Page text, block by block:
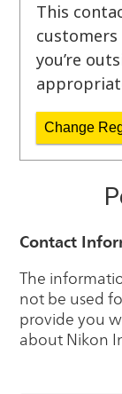
This
you’re
Change